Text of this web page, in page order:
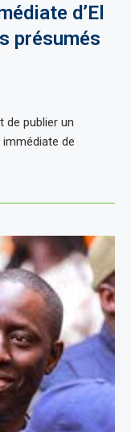
d’El
présumés
de publier un
de